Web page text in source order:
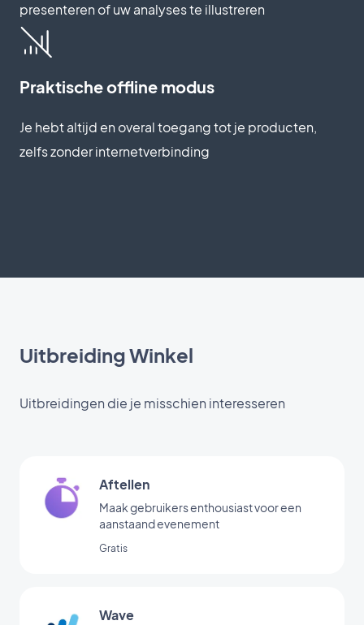
presenteren of uw analyses te illustreren
Praktische offline modus
Je hebt altijd en overal toegang tot je producten,
zelfs zonder internetverbinding
Uitbreiding Winkel
Uitbreidingen die je misschien interesseren
Aftellen
Maak gebruikers enthousiast voor een
aanstaand evenement
Gratis
Wave